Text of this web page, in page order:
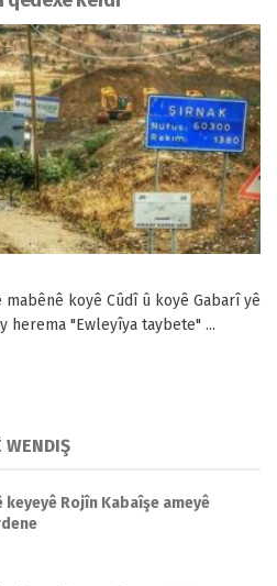
koyê Cûdî û koyê Gabarî yê
herema "Ewleyîya taybete" ...
WENDIŞ
Rojîn Kabaîşe ameyê